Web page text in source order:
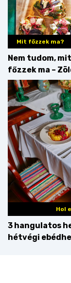
Mit főzzek ma?
Nem tudom, mit
főzzek ma –
minden
Hol
3 hangulatos
hétvégi